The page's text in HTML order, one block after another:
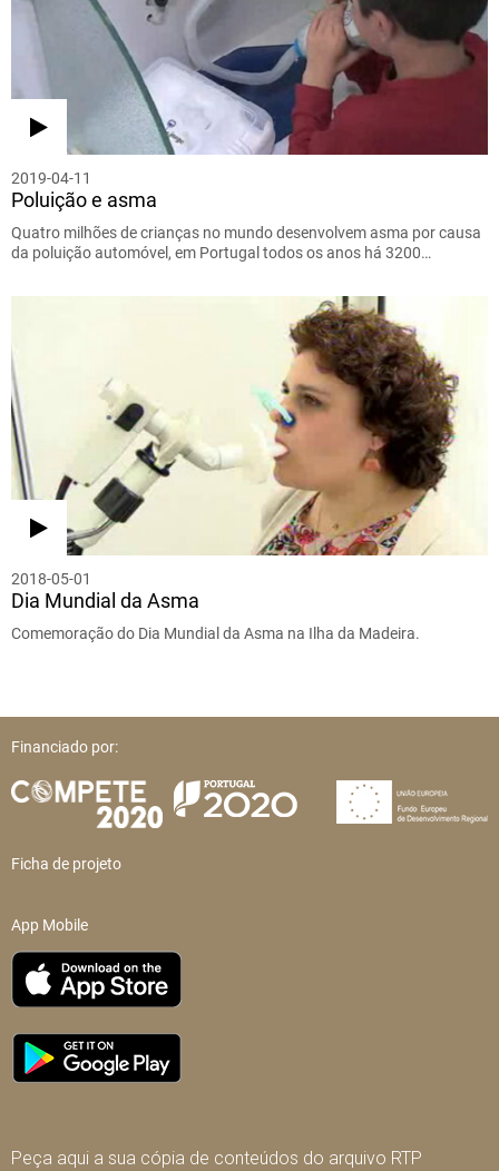
2019-04-11
Poluição e asma
Quatro milhões de crianças no mundo desenvolvem asma por causa
da poluição automóvel, em Portugal todos os anos há 3200…
2018-05-01
Dia Mundial da Asma
Comemoração do Dia Mundial da Asma na Ilha da Madeira.
Financiado por:
Ficha de projeto
App Mobile
Peça aqui a sua cópia de conteúdos do arquivo RTP